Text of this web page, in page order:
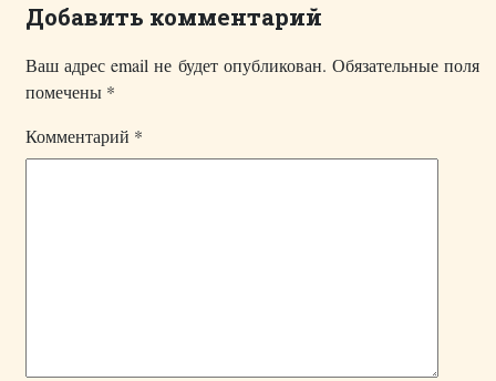
Добавить комментарий
Ваш адрес email не будет опубликован. Обязательные поля
помечены *
Комментарий *